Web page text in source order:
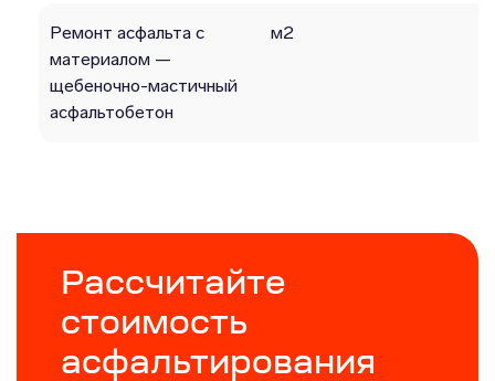
Ремонт асфальта с
материалом —
щебеночно-мастичный
асфальтобетон
м2
Рассчитайте
стоимость
асфальтирования